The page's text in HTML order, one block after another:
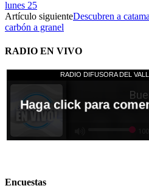
lunes 25
Artículo siguienteDescubren a
carbón a granel
RADIO EN VIVO
Encuestas